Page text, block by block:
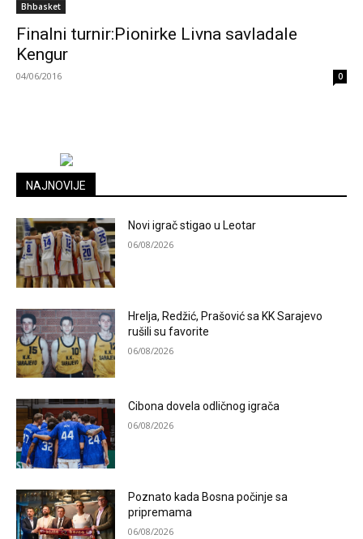
Bhbasket
Finalni turnir:Pionirke Livna savladale
Kengur
04/06/2016 0
NAJNOVIJE
Novi igrač stigao u Leotar
06/08/2026
Hrelja, Redžić, Prašović sa KK Sarajevo
rušili su favorite
06/08/2026
Cibona dovela odličnog igrača
06/08/2026
Poznato kada Bosna počinje sa
pripremama
06/08/2026